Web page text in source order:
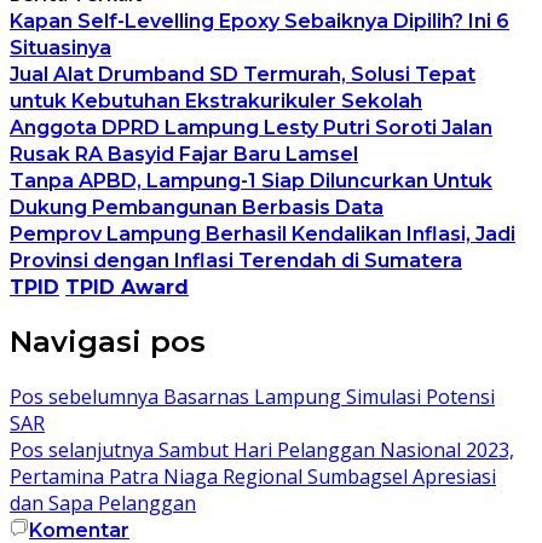
Kapan Self-Levelling Epoxy Sebaiknya Dipilih? Ini 6
Situasinya
Jual Alat Drumband SD Termurah, Solusi Tepat
untuk Kebutuhan Ekstrakurikuler Sekolah
Anggota DPRD Lampung Lesty Putri Soroti Jalan
Rusak RA Basyid Fajar Baru Lamsel
Tanpa APBD, Lampung-1 Siap Diluncurkan Untuk
Dukung Pembangunan Berbasis Data
Pemprov Lampung Berhasil Kendalikan Inflasi, Jadi
Provinsi dengan Inflasi Terendah di Sumatera
TPID TPID Award
Navigasi pos
Pos sebelumnya Basarnas Lampung Simulasi Potensi
SAR
Pos selanjutnya Sambut Hari Pelanggan Nasional 2023,
Pertamina Patra Niaga Regional Sumbagsel Apresiasi
dan Sapa Pelanggan
Komentar